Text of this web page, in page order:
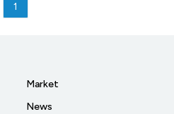
1
Market
News